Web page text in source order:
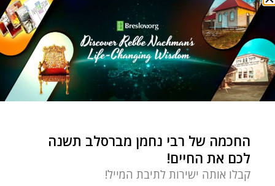
החכמה של רבי נחמן מברסלב תשנה
לכם את החיים!
קבלו אותה ישירות לתיבת המייל!